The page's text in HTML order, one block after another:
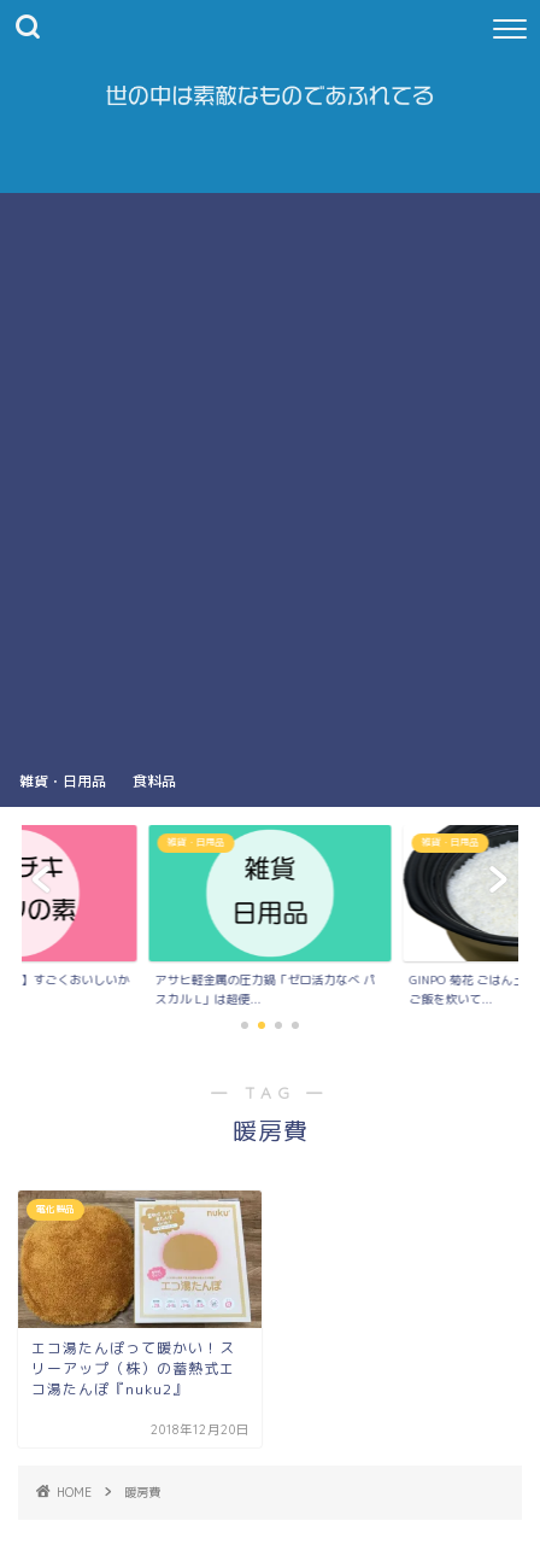
雑貨・日用品 食料品
素】すごくおいしいか
雑貨・日用品
アサヒ軽金属の圧力鍋「ゼロ活力なべ パ
スカル L」は超便...
雑貨・日用品
GINPO 菊花 ごはん土
ご飯を炊いて...
― TAG ―
暖房費
電化製品
エコ湯たんぽって暖かい！ス
リーアップ（株）の蓄熱式エ
コ湯たんぽ『nuku2』
2018年12月20日
HOME 暖房費